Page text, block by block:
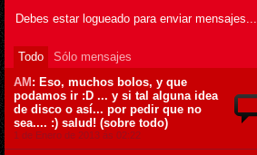
Debes estar logueado para enviar mensajes...
Todo
Sólo mensajes
AM : Eso, muchos bolos, y que
podamos ir :D ... y si tal alguna idea
de disco o así... por pedir que no
sea.... :) salud! (sobre todo)
1 de Enero de 2013 ás 02:22